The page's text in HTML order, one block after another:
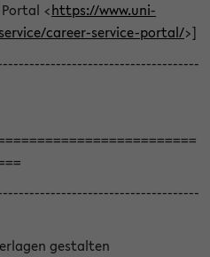
<https://www.uni-
career-service-portal/>]
gestalten